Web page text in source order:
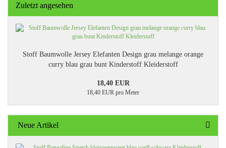
Zuletzt angesehen
Stoff Baumwolle Jersey Elefanten Design grau melange orange
curry blau grau bunt Kinderstoff Kleiderstoff
18,40 EUR
18,40 EUR pro Meter
Neue Artikel